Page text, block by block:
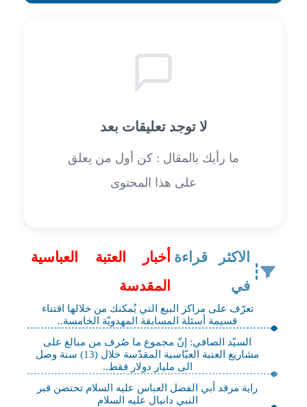
لا توجد تعليقات بعد
ما رأيك بالمقال : كن أول من يعلق
على هذا المحتوى
الاكثر قراءة
في
أخبار العتبة العباسية
المقدسة
تعرّف على مراكز البيع التي يُمكنك من خلالها اقتناء
قسيمة أسئلة المسابقة المهدويّة الخامسة..
السيّد الصافي: إنّ مجموع ما صُرف من مبالغ على
مشاريع العتبة العبّاسية المقدّسة خلال (13) سنة وصل
الى مليار دولار فقط..
راية مرقد أبي الفضل العباس عليه السلام تحتضن قبر
النبي دانيال عليه السلام